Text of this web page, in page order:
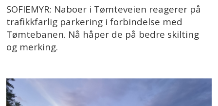
SOFIEMYR: Naboer i Tømteveien reagerer på
trafikkfarlig parkering i forbindelse med
Tømtebanen. Nå håper de på bedre skilting
og merking.